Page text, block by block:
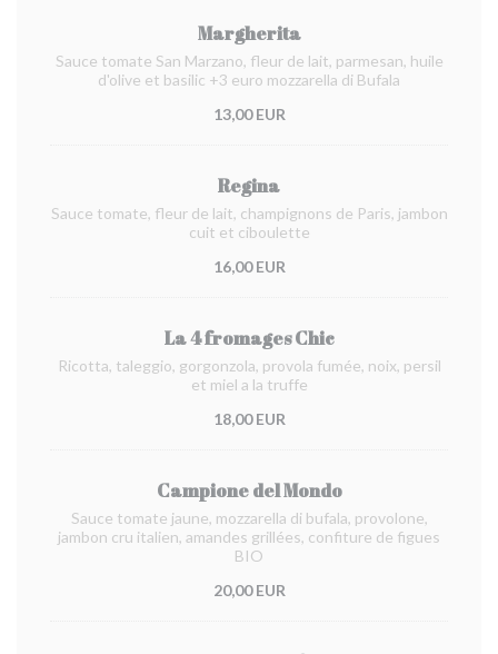
Margherita
Sauce tomate San Marzano, fleur de lait, parmesan, huile
d'olive et basilic +3 euro mozzarella di Bufala
13,00 EUR
Regina
Sauce tomate, fleur de lait, champignons de Paris, jambon
cuit et ciboulette
16,00 EUR
La 4 fromages Chic
Ricotta, taleggio, gorgonzola, provola fumée, noix, persil
et miel a la truffe
18,00 EUR
Campione del Mondo
Sauce tomate jaune, mozzarella di bufala, provolone,
jambon cru italien, amandes grillées, confiture de figues
BIO
20,00 EUR